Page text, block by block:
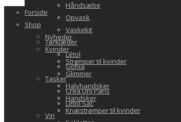
Håndsæbe
Opvask
Vaskekit
Tørklæder
Létol
Gohia
Tasker
Crea Uni Paris
Letol Sac
Vin
Forside
Shop
Nyheder
Kvinder
Strømper til kvinder
Glimmer
Halvhandsker
Handsker
Knæstrømper til kvinder